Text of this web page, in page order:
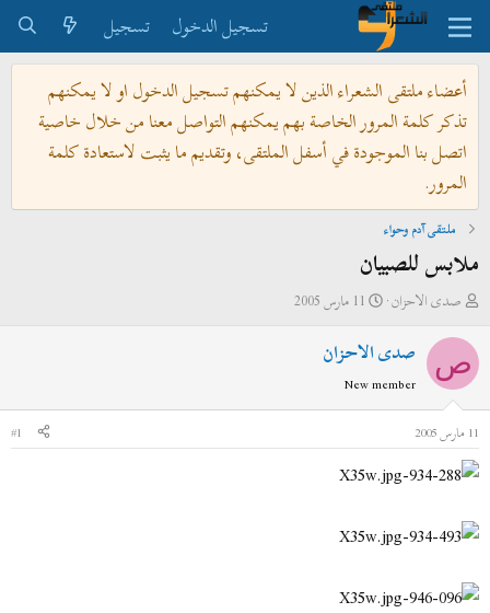
تسجيل الدخول
تسجيل
أعضاء ملتقى الشعراء الذين لا يمكنهم تسجيل الدخول او لا يمكنهم
تذكر كلمة المرور الخاصة بهم يمكنهم التواصل معنا من خلال خاصية
اتصل بنا الموجودة في أسفل الملتقى، وتقديم ما يثبت لاستعادة كلمة
المرور.
ملتقى آدم وحواء
ملابس للصبيان
ب
ئ
ل
م
و
و
ع
صدى الاحزان
ت
ر
ل
ب
ء
11 مارس 2005
ص صدى الاحزان
New member
11 مارس 2005
#1